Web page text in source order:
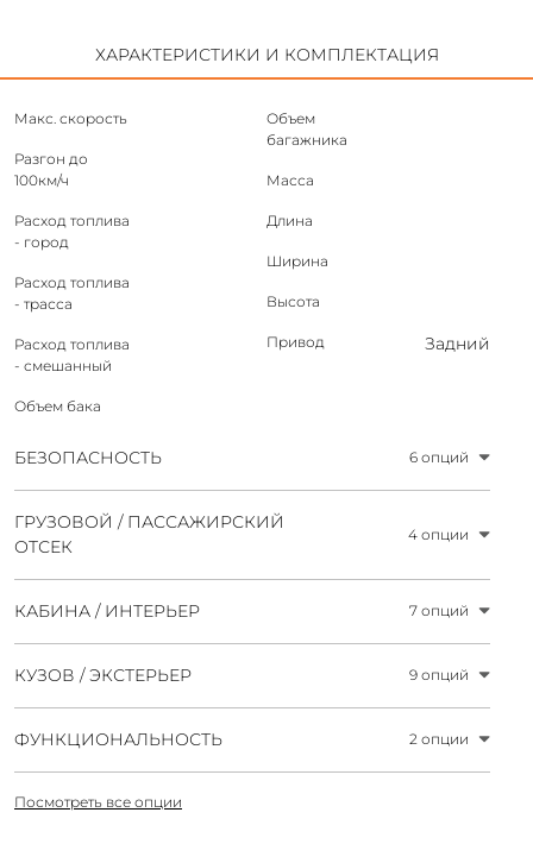
ХАРАКТЕРИСТИКИ И КОМПЛЕКТАЦИЯ
Макс. скорость
Разгон до
100км/ч
Расход топлива
- город
Расход топлива
- трасса
Расход топлива
- смешанный
Объем бака
Объем
багажника
Масса
Длина
Ширина
Высота
Привод Задний
БЕЗОПАСНОСТЬ 6 опций
ГРУЗОВОЙ / ПАССАЖИРСКИЙ
ОТСЕК
4 опции
КАБИНА / ИНТЕРЬЕР 7 опций
КУЗОВ / ЭКСТЕРЬЕР 9 опций
ФУНКЦИОНАЛЬНОСТЬ 2 опции
Посмотреть все опции